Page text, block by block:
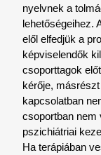
nyelvnek a
lehetőségeihez.
elől elfedjük a
képviselendők
csoporttagok
kérője,
kapcsolatban
csoportban nem
pszichiátriai
Ha terápiában